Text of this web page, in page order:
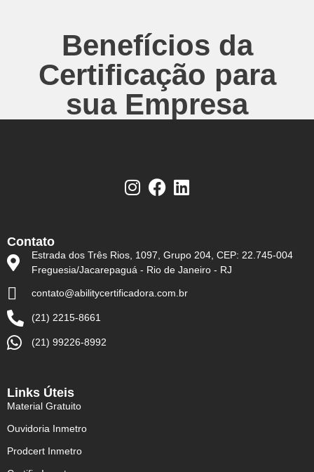
Benefícios da
Certificação para
sua Empresa
Contato
Estrada dos Três Rios, 1097, Grupo 204, CEP: 22.745-004
Freguesia/Jacarepaguá - Rio de Janeiro - RJ
contato@abilitycertificadora.com.br
(21) 2215-8661
(21) 99226-8992
Links Úteis
Material Gratuito
Ouvidoria Inmetro
Prodcert Inmetro